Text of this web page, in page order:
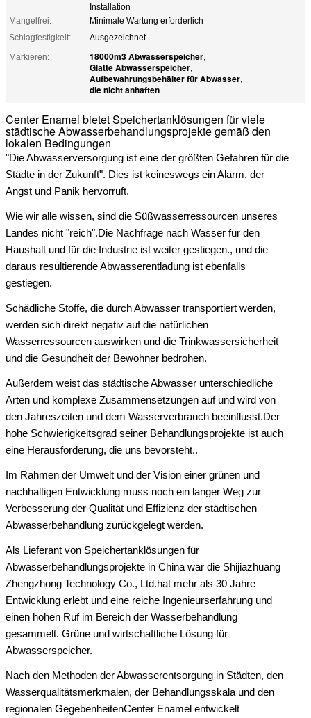
Installation
Mangelfrei:
Minimale Wartung erforderlich
Schlagfestigkeit:
Ausgezeichnet.
Markieren:
18000m3 Abwasserspeicher,
Glatte Abwasserspeicher,
Aufbewahrungsbehälter für Abwasser,
die nicht anhaften
Center Enamel bietet Speichertanklösungen für viele
städtische Abwasserbehandlungsprojekte gemäß den
lokalen Bedingungen
"Die Abwasserversorgung ist eine der größten Gefahren für die
Städte in der Zukunft". Dies ist keineswegs ein Alarm, der
Angst und Panik hervorruft.
Wie wir alle wissen, sind die Süßwasserressourcen unseres
Landes nicht "reich".Die Nachfrage nach Wasser für den
Haushalt und für die Industrie ist weiter gestiegen., und die
daraus resultierende Abwasserentladung ist ebenfalls
gestiegen.
Schädliche Stoffe, die durch Abwasser transportiert werden,
werden sich direkt negativ auf die natürlichen
Wasserressourcen auswirken und die Trinkwassersicherheit
und die Gesundheit der Bewohner bedrohen.
Außerdem weist das städtische Abwasser unterschiedliche
Arten und komplexe Zusammensetzungen auf und wird von
den Jahreszeiten und dem Wasserverbrauch beeinflusst.Der
hohe Schwierigkeitsgrad seiner Behandlungsprojekte ist auch
eine Herausforderung, die uns bevorsteht..
Im Rahmen der Umwelt und der Vision einer grünen und
nachhaltigen Entwicklung muss noch ein langer Weg zur
Verbesserung der Qualität und Effizienz der städtischen
Abwasserbehandlung zurückgelegt werden.
Als Lieferant von Speichertanklösungen für
Abwasserbehandlungsprojekte in China war die Shijiazhuang
Zhengzhong Technology Co., Ltd.hat mehr als 30 Jahre
Entwicklung erlebt und eine reiche Ingenieurserfahrung und
einen hohen Ruf im Bereich der Wasserbehandlung
gesammelt. Grüne und wirtschaftliche Lösung für
Abwasserspeicher.
Nach den Methoden der Abwasserentsorgung in Städten, den
Wasserqualitätsmerkmalen, der Behandlungsskala und den
regionalen GegebenheitenCenter Enamel entwickelt